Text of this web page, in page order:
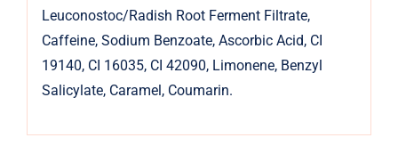
Leuconostoc/Radish Root Ferment Filtrate,
Caffeine, Sodium Benzoate, Ascorbic Acid, CI
19140, CI 16035, CI 42090, Limonene, Benzyl
Salicylate, Caramel, Coumarin.